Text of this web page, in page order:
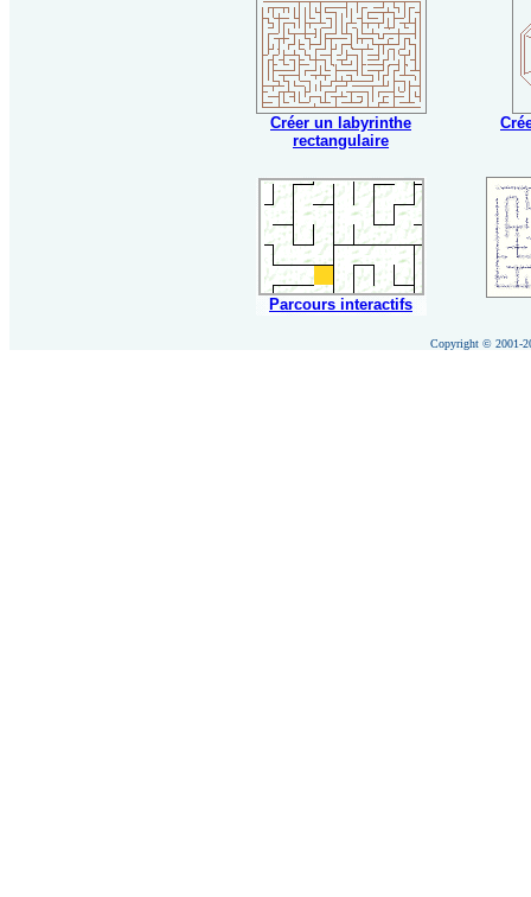
Créer un labyrinthe
rectangulaire
Parcours interactifs
Copyright © 2001-